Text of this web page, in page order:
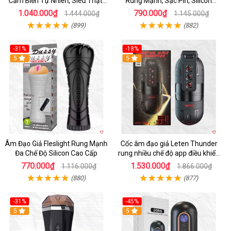
Sướng
1.040.000₫ 1.444.000₫
(899)
Mềm
790.000₫ 1.145.000₫
(882)
-31%
5
Âm Đạo Giả Fleslight Rung Mạnh
Đa Chế Độ Silicon Cao Cấp
770.000₫ 1.116.000₫
(880)
-18%
5
Cốc âm đạo giả Leten Thunder
rung nhiều chế độ app điều khiển
tiện lợi
1.530.000₫ 1.866.000₫
(877)
-31%
5
-45%
Hot
5